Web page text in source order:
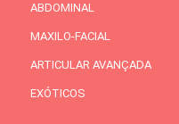
ABDOMINAL
MAXILO-FACIAL
ARTICULAR AVANÇADA
EXÓTICOS